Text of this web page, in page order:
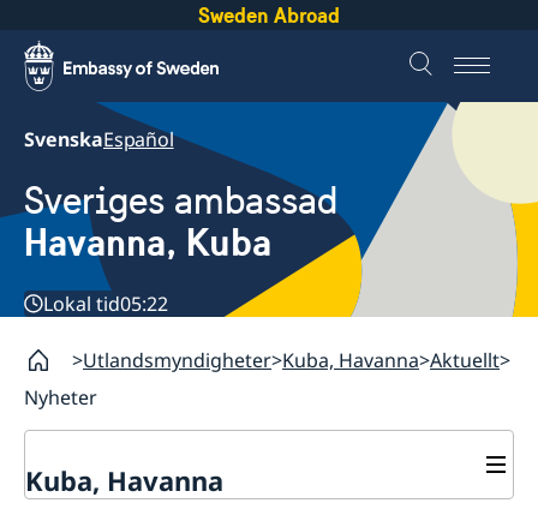
Sweden Abroad
SvenskaEspañol
Sveriges ambassad
Havanna, Kuba
Lokal tid05:22
Utlandsmyndigheter Kuba, Havanna Aktuellt
Nyheter
Kuba, Havanna